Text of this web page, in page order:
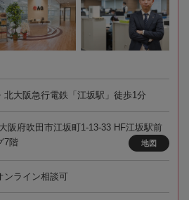
北大阪急行電鉄「江坂駅」徒歩1分
阪府吹田市江坂町1-13-33 HF江坂駅前
7階
地図
ンライン相談可